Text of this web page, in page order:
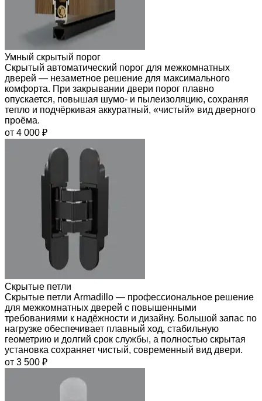
Умный скрытый порог
Скрытый автоматический порог для межкомнатных
дверей — незаметное решение для максимального
комфорта. При закрывании двери порог плавно
опускается, повышая шумо- и пылеизоляцию, сохраняя
тепло и подчёркивая аккуратный, «чистый» вид дверного
проёма.
от 4 000 ₽
Скрытые петли
Скрытые петли Armadillo — профессиональное решение
для межкомнатных дверей с повышенными
требованиями к надёжности и дизайну. Большой запас по
нагрузке обеспечивает плавный ход, стабильную
геометрию и долгий срок службы, а полностью скрытая
установка сохраняет чистый, современный вид двери.
от 3 500 ₽